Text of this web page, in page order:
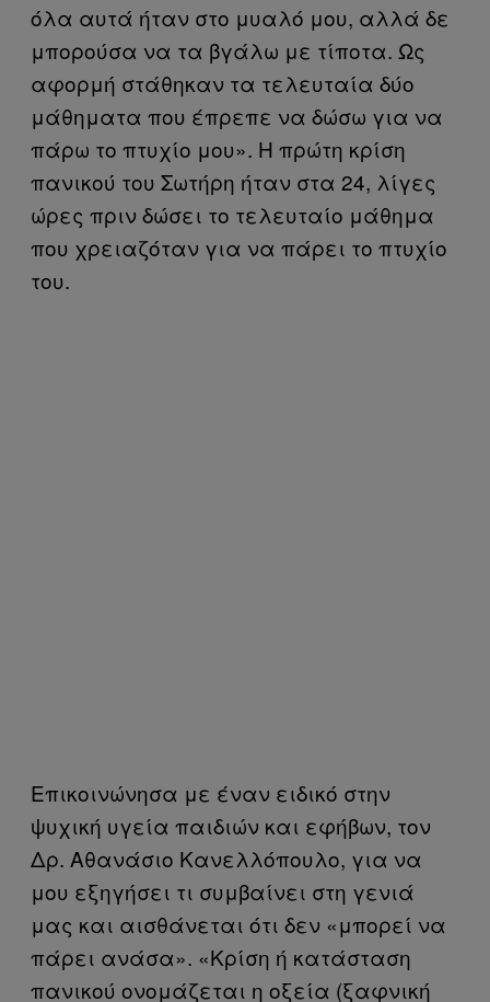
όλα αυτά ήταν στο μυαλό μου, αλλά δε
μπορούσα να τα βγάλω με τίποτα. Ως
αφορμή στάθηκαν τα τελευταία δύο
μάθηματα που έπρεπε να δώσω για να
πάρω το πτυχίο μου». Η πρώτη κρίση
πανικού του Σωτήρη ήταν στα 24, λίγες
ώρες πριν δώσει το τελευταίο μάθημα
που χρειαζόταν για να πάρει το πτυχίο
του.
Επικοινώνησα με έναν ειδικό στην
ψυχική υγεία παιδιών και εφήβων, τον
Δρ. Αθανάσιο Κανελλόπουλο, για να
μου εξηγήσει τι συμβαίνει στη γενιά
μας και αισθάνεται ότι δεν «μπορεί να
πάρει ανάσα». «Κρίση ή κατάσταση
πανικού ονομάζεται η οξεία (ξαφνική